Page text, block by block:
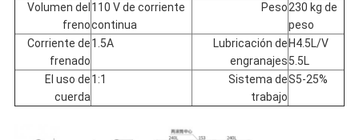
Volumen del
freno
110 V de corriente
continua
Peso230 kg de
peso
Corriente de
frenado
1.5A
Lubricación de
engranajes
H4.5L/V
5.5L
El uso de
cuerda
1:1
Sistema de
trabajo
S5-25%